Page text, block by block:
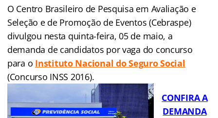
O Centro Brasileiro de Pesquisa em Avaliação e
Seleção e de Promoção de Eventos (Cebraspe)
divulgou nesta quinta-feira, 05 de maio, a
demanda de candidatos por vaga do concurso
para o Instituto Nacional do Seguro Social
(Concurso INSS 2016).
CONFIRA A
DEMANDA